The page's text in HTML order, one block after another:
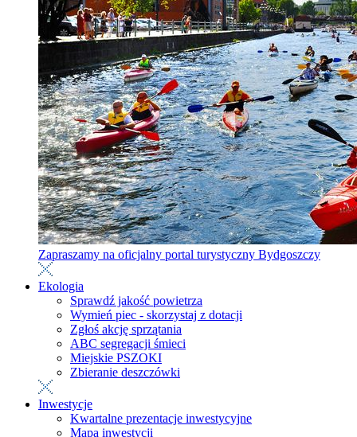
Zapraszamy na oficjalny portal turystyczny Bydgoszczy
Ekologia
Sprawdź jakość powietrza
Wymień piec - skorzystaj z dotacji
Zgłoś akcję sprzątania
ABC segregacji śmieci
Miejskie PSZOKI
Zbieranie deszczówki
Inwestycje
Kwartalne prezentacje inwestycyjne
Mapa inwestycji